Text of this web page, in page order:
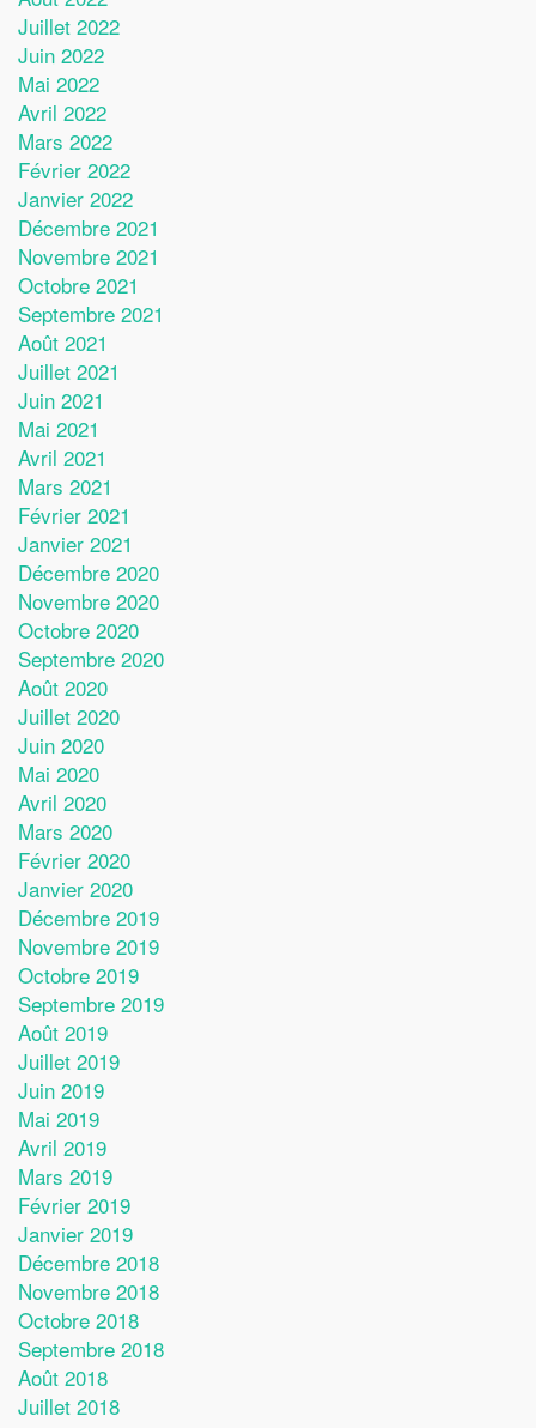
Juillet 2022
Juin 2022
Mai 2022
Avril 2022
Mars 2022
Février 2022
Janvier 2022
Décembre 2021
Novembre 2021
Octobre 2021
Septembre 2021
Août 2021
Juillet 2021
Juin 2021
Mai 2021
Avril 2021
Mars 2021
Février 2021
Janvier 2021
Décembre 2020
Novembre 2020
Octobre 2020
Septembre 2020
Août 2020
Juillet 2020
Juin 2020
Mai 2020
Avril 2020
Mars 2020
Février 2020
Janvier 2020
Décembre 2019
Novembre 2019
Octobre 2019
Septembre 2019
Août 2019
Juillet 2019
Juin 2019
Mai 2019
Avril 2019
Mars 2019
Février 2019
Janvier 2019
Décembre 2018
Novembre 2018
Octobre 2018
Septembre 2018
Août 2018
Juillet 2018